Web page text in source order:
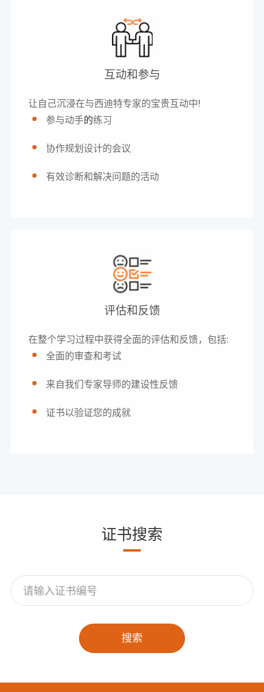
互动和参与
让自己沉浸在与西迪特专家的宝贵互动中!
参与动手的练习
协作规划设计的会议
有效诊断和解决问题的活动
评估和反馈
在整个学习过程中获得全面的评估和反馈，包括:
全面的审查和考试
来自我们专家导师的建设性反馈
证书以验证您的成就
证书搜索
搜索